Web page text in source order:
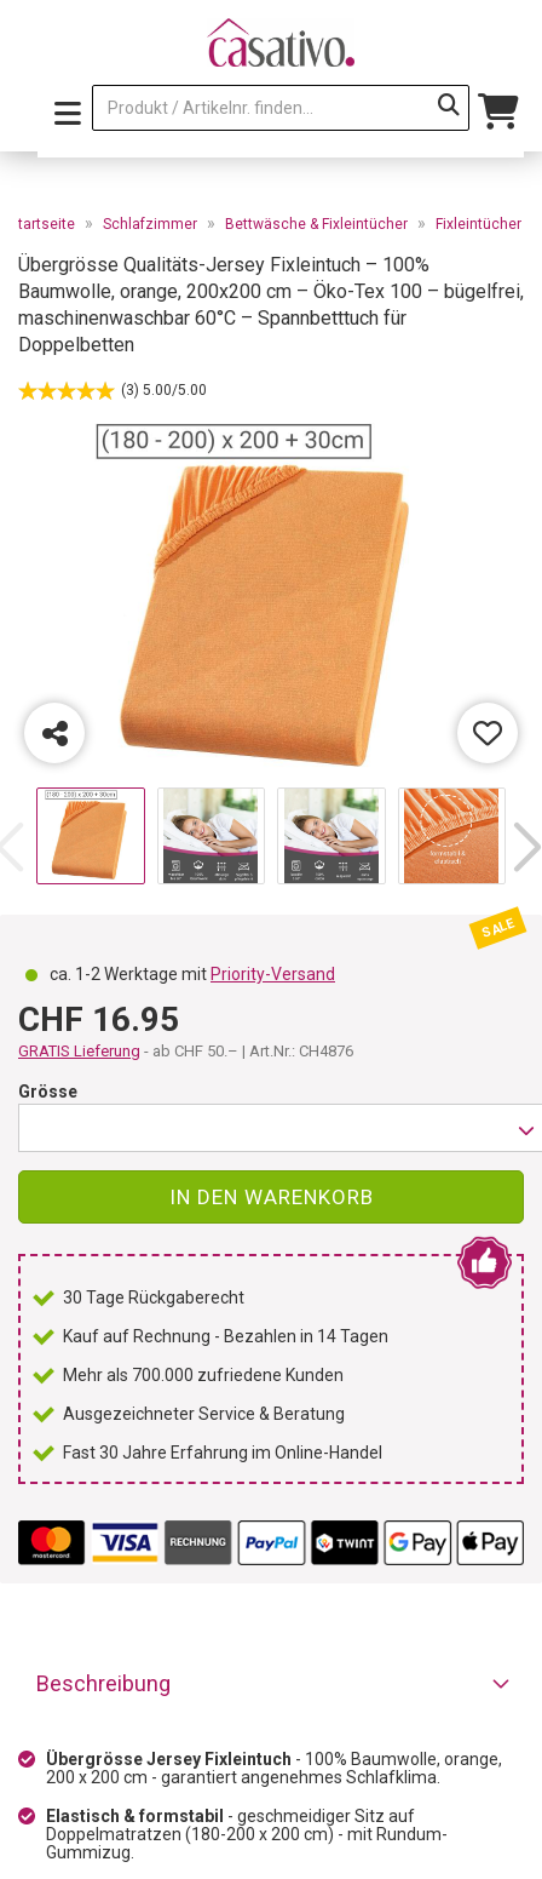
Startseite » Schlafzimmer » Bettwäsche & Fixleintücher » Fixleintücher
Übergrösse Qualitäts-Jersey Fixleintuch – 100%
Baumwolle, orange, 200x200 cm – Öko-Tex 100 – bügelfrei,
maschinenwaschbar 60°C – Spannbetttuch für
Doppelbetten
(3) 5.00/5.00
SALE
ca. 1-2 Werktage mit Priority-Versand
CHF 16.95
GRATIS Lieferung - ab CHF 50.– | Art.Nr.: CH4876
Grösse
IN DEN WARENKORB
30 Tage Rückgaberecht
Kauf auf Rechnung - Bezahlen in 14 Tagen
Mehr als 700.000 zufriedene Kunden
Ausgezeichneter Service & Beratung
Fast 30 Jahre Erfahrung im Online-Handel
Beschreibung
Übergrösse Jersey Fixleintuch - 100% Baumwolle, orange,
200 x 200 cm - garantiert angenehmes Schlafklima.
Elastisch & formstabil - geschmeidiger Sitz auf
Doppelmatratzen (180-200 x 200 cm) - mit Rundum-
Gummizug.